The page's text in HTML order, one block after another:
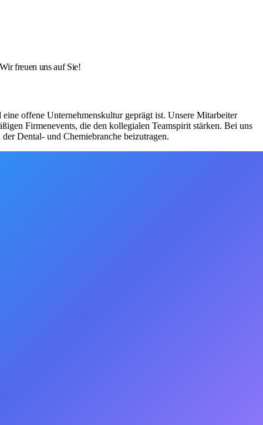
freuen uns auf Sie!
offene Unternehmenskultur geprägt ist. Unsere Mitarbeiter
Firmenevents, die den kollegialen Teamspirit stärken. Bei uns
Dental- und Chemiebranche beizutragen.